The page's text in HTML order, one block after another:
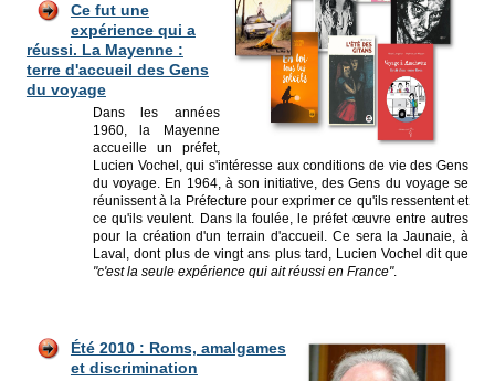
Ce fut une
expérience qui a
réussi. La Mayenne :
terre d'accueil des Gens
du voyage
Dans les années
1960, la Mayenne
accueille un préfet,
Lucien Vochel, qui s'intéresse aux conditions de vie des Gens
du voyage. En 1964, à son initiative, des Gens du voyage se
réunissent à la Préfecture pour exprimer ce qu'ils ressentent et
ce qu'ils veulent. Dans la foulée, le préfet œuvre entre autres
pour la création d'un terrain d'accueil. Ce sera la Jaunaie, à
Laval, dont plus de vingt ans plus tard, Lucien Vochel dit que
"c'est la seule expérience qui ait réussi en France".
Été 2010 : Roms, amalgames
et discrimination